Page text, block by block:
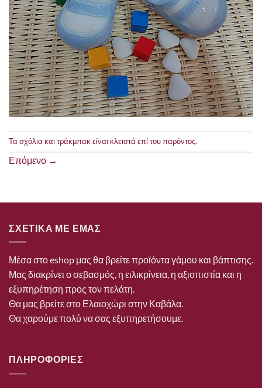
Τα σχόλια και τράκμπακ είναι κλειστά επί του παρόντος.
Επόμενο →
ΣΧΕΤΙΚΑ ΜΕ ΕΜΑΣ
Μέσα στο eshop μας θα βρείτε προϊόντα γάμου και βάπτισης.
Μας διακρίνει ο σεβασμός, η ειλικρίνεια, η αξιοπιστία και η
εξυπηρέτηση προς τον πελάτη.
Θα μας βρείτε στο Ελαιοχώρι στην Καβάλα.
Θα χαρούμε πολύ να σας εξυπηρετήσουμε.
ΠΛΗΡΟΦΟΡΙΕΣ